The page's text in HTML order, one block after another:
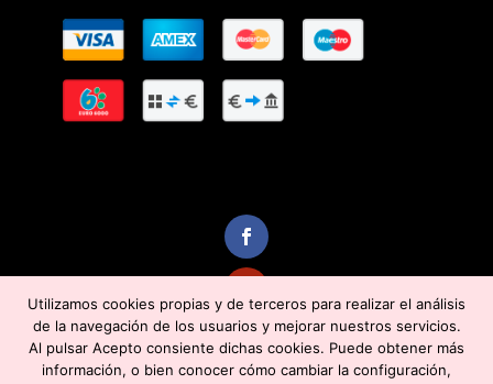
Utilizamos cookies propias y de terceros para realizar el análisis
de la navegación de los usuarios y mejorar nuestros servicios.
Al pulsar Acepto consiente dichas cookies. Puede obtener más
información, o bien conocer cómo cambiar la configuración,